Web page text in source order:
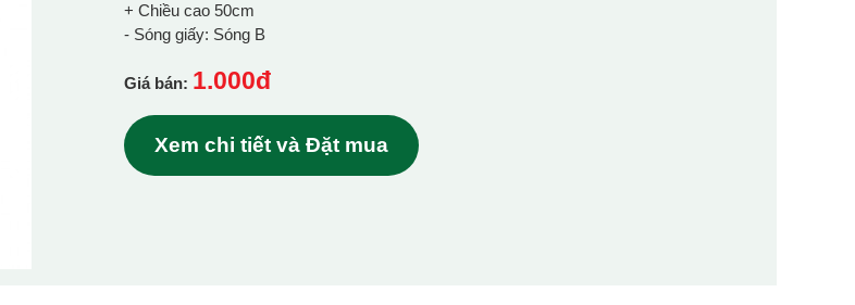
+ Chiều cao 50cm
- Sóng giấy: Sóng B
Giá bán: 1.000đ
Xem chi tiết và Đặt mua